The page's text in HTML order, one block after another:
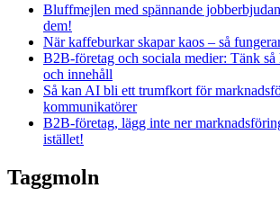
Bluffmejlen med spännande
dem!
När kaffeburkar skapar kaos – så
B2B-företag och sociala medier: Tänk
och innehåll
Så kan AI bli ett trumfkort för
kommunikatörer
B2B-företag, lägg inte ner
istället!
Taggmoln